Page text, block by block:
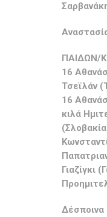
ΠΑΙΔΩΝ/
16
Τσεϊλάν
16
κιλά
Γιαζίγκι
Δέσποινα